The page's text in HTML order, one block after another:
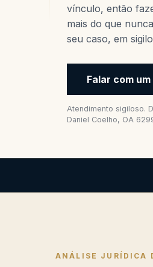
vínculo, então
mais do que
seu caso, em
Falar com
Atendimento sigiloso.
Daniel Coelho, OA
ANÁLISE JURÍDICA